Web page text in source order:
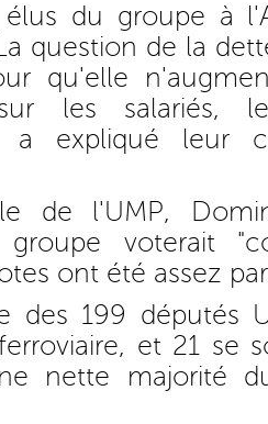
du groupe à
question de la
qu'elle
sur les salariés,
a expliqué
de l'UMP,
voterait
ont été assez
des 199 députés
et 21 se
nette majorité